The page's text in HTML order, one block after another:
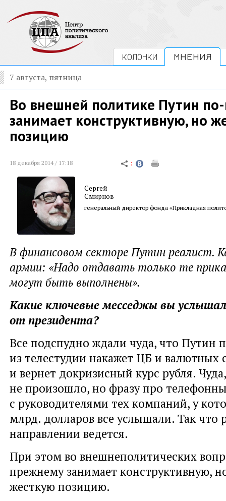
КОЛОНКИ МНЕНИЯ
7 августа, пятница
Во внешней политике Путин
занимает конструктивную, но
позицию
18 декабря 2014 / 17:18
Сергей
Смирнов
генеральный директор фонда «Прикладная
В финансовом секторе Путин реалист.
армии: «Надо отдавать только те
могут быть выполнены».
Какие ключевые месседжы вы
от президента?
Все подспудно ждали чуда, что Путин
из телестудии накажет ЦБ и валютных
и вернет докризисный курс рубля.
не произошло, но фразу про
с руководителями тех компаний, у
млрд. долларов все услышали. Так что
направлении ведется.
При этом во внешнеполитических
прежнему занимает конструктивную,
жесткую позицию.